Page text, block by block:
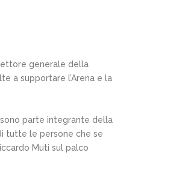
generale della
a supportare l’Arena e la
parte integrante della
tutte le persone che se
Muti sul palco